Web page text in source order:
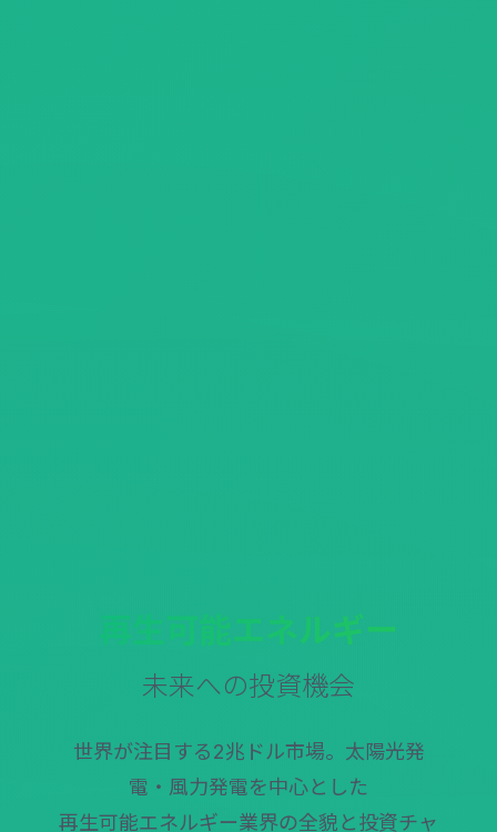
再生可能エネルギー
未来への投資機会
世界が注目する2兆ドル市場。太陽光発
電・風力発電を中心とした
再生可能エネルギー業界の全貌と投資チャ